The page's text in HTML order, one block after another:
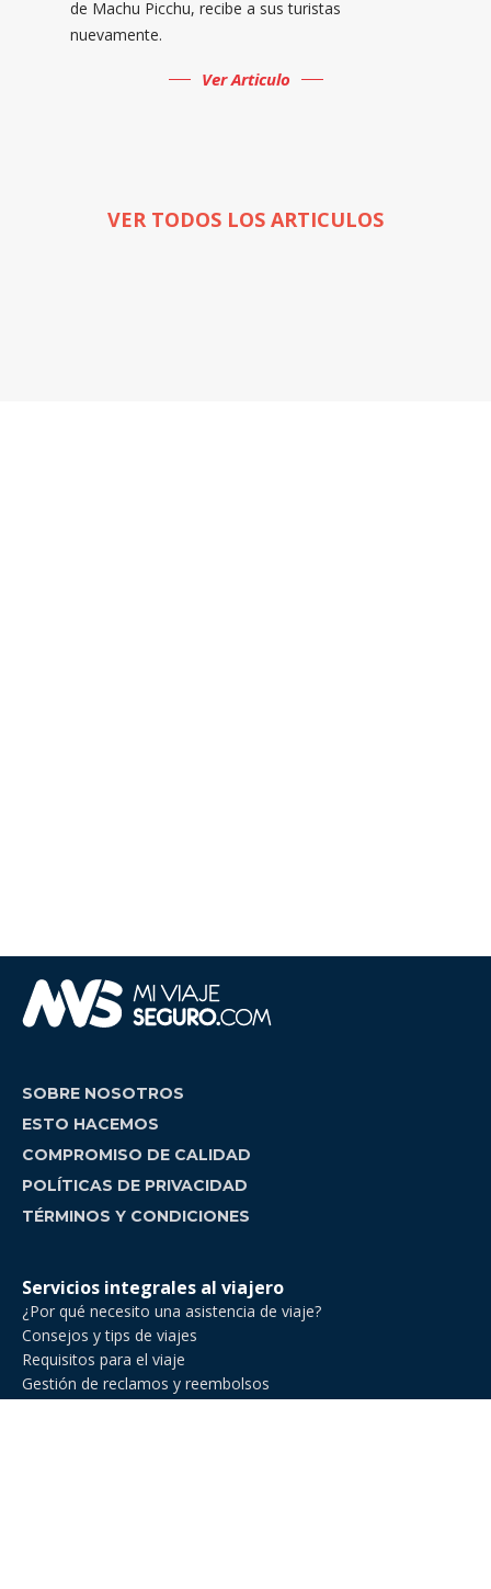
de Machu Picchu, recibe a sus turistas
nuevamente.
Ver Articulo
VER TODOS LOS ARTICULOS
SOBRE NOSOTROS
ESTO HACEMOS
COMPROMISO DE CALIDAD
POLÍTICAS DE PRIVACIDAD
TÉRMINOS Y CONDICIONES
Servicios integrales al viajero
¿Por qué necesito una asistencia de viaje?
Consejos y tips de viajes
Requisitos para el viaje
Gestión de reclamos y reembolsos